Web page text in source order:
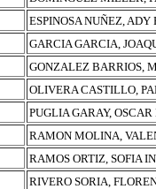
ESPINOSA NUÑEZ, ADY
GARCIA GARCIA,
GONZALEZ BARRIOS,
OLIVERA CASTILLO,
PUGLIA GARAY,
RAMON MOLINA,
RAMOS ORTIZ, SOFIA
RIVERO SORIA,